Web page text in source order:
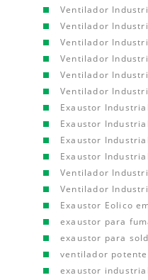
Ventilador
Ventilador
Ventilador
Ventilador
Ventilador
Ventilador
Exaustor
Exaustor
Exaustor
Exaustor
Ventilador
Ventilador
Exaustor Eolico
exaustor para
exaustor para
ventilador potente
exaustor